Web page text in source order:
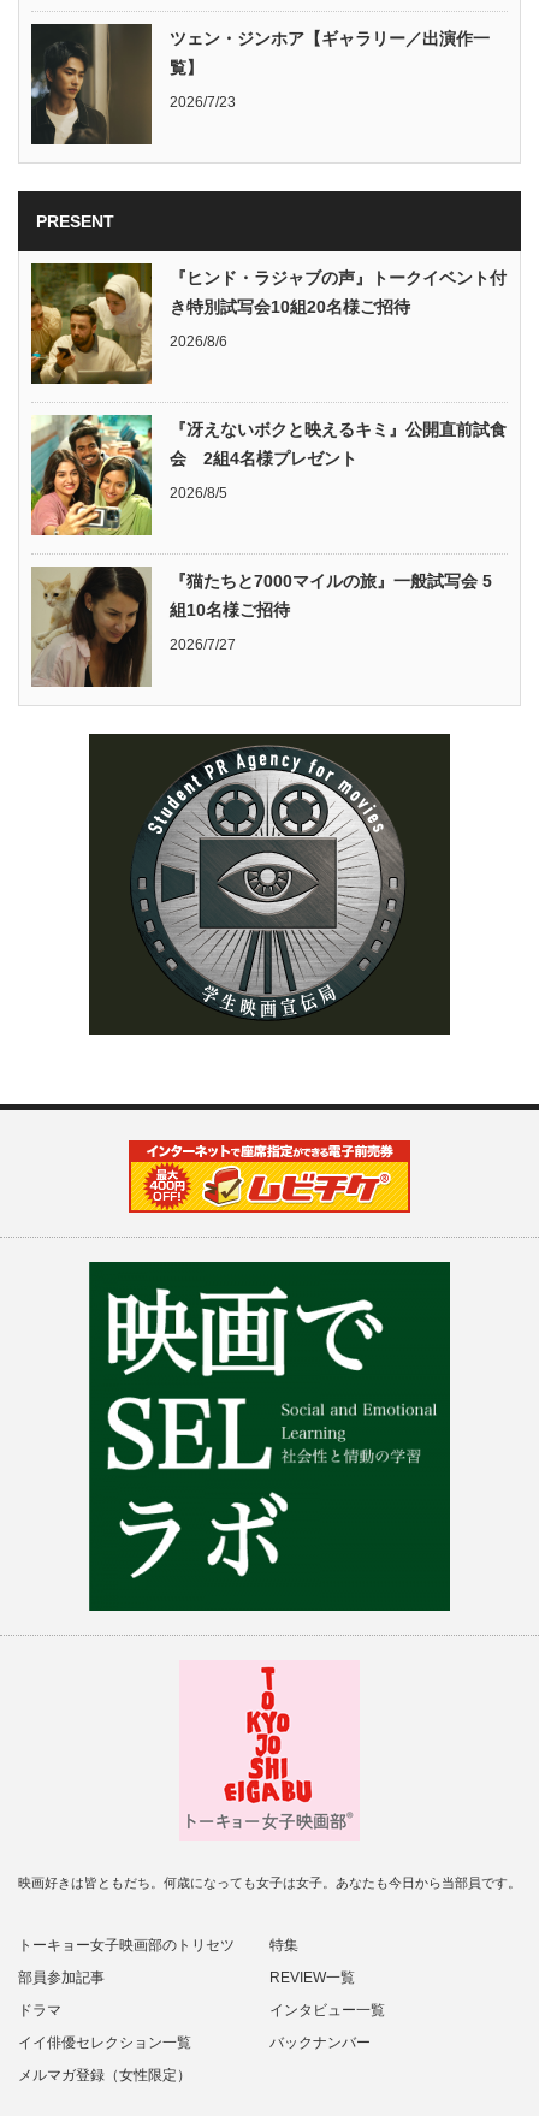
ツェン・ジンホア【ギャラリー／出演作一
覧】
2026/7/23
PRESENT
『ヒンド・ラジャブの声』トークイベント付
き特別試写会10組20名様ご招待
2026/8/6
『冴えないボクと映えるキミ』公開直前試食
会 2組4名様プレゼント
2026/8/5
『猫たちと7000マイルの旅』一般試写会 5
組10名様ご招待
2026/7/27
映画好きは皆ともだち。何歳になっても女子は女子。あなたも今日から当部員です。
トーキョー女子映画部のトリセツ
特集
部員参加記事
REVIEW一覧
ドラマ
インタビュー一覧
イイ俳優セレクション一覧
バックナンバー
メルマガ登録（女性限定）